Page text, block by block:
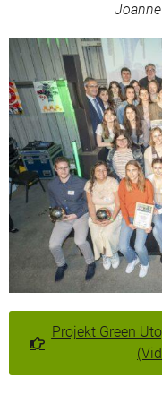
Projekt Green